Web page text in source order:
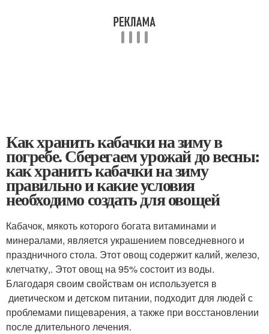
Как хранить кабачки на зиму в
погребе. Сберегаем урожай до весны:
как хранить кабачки на зиму
правильно и какие условия
необходимо создать для овощей
Кабачок, мякоть которого богата витаминами и
минералами, является украшением повседневного и
праздничного стола. Этот овощ содержит калий, железо,
клетчатку,. Этот овощ на 95% состоит из воды.
Благодаря своим свойствам он используется в
диетическом и детском питании, подходит для людей с
проблемами пищеварения, а также при восстановлении
после длительного лечения.